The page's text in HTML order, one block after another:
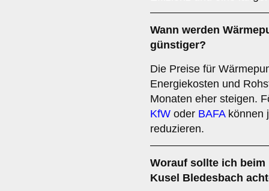
Wann werden
günstiger?
Die Preise für
Energiekosten und
Monaten eher steigen.
KfW oder BAFAkönnen
reduzieren.
Worauf sollte ich beim
Kusel Bledesbach